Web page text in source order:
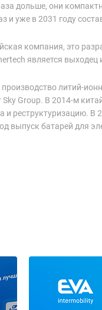
дольше, они
и уже в 2031 году
компания, это
является выходец
литий-
Group. В 2014-м
и
выпуск батарей для